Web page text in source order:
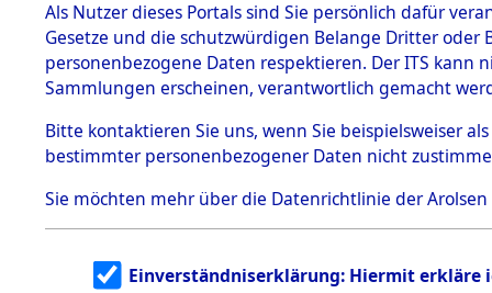
mente
5. Verschiedenes
5.3
Todesmärsche
5.3.1 Alliierte
Erhebungen
zu
Todesmärsch
en
5.3.2
Identifizierun
g
und
0095
Als Nutzer dieses Portals sind Sie persönlich dafür
Gesetze und die schutzwürdigen Belange Dritter
personenbezogene Daten respektieren. Der ITS
Sammlungen erscheinen, verantwortlich gemacht
Bitte kontaktieren Sie uns, wenn Sie beispielsweiser
bestimmter personenbezogener Daten nicht
Sie möchten mehr über die Datenrichtlinie der Arolsen
Einverständniserklärung: Hiermit erkläre